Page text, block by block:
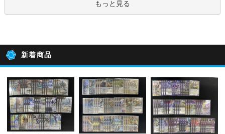
もっと見る
新着商品